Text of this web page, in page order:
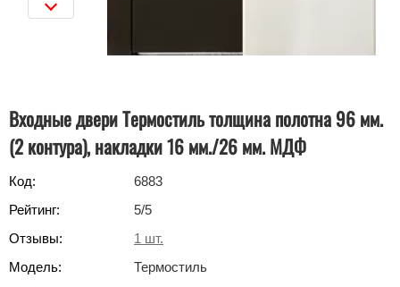
Входные двери Термостиль толщина полотна 96 мм.
(2 контура), накладки 16 мм./26 мм. МДФ
Код:
6883
Рейтинг:
5/5
Отзывы:
1 шт.
Модель:
Термостиль